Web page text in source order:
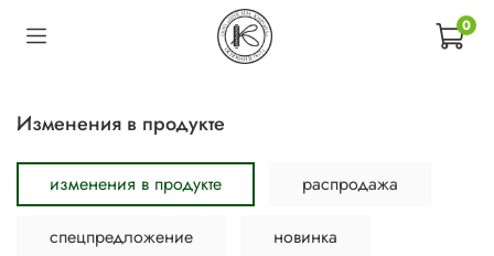
0
изменения в продукте
изменения в продукте распродажа
спецпредложение новинка